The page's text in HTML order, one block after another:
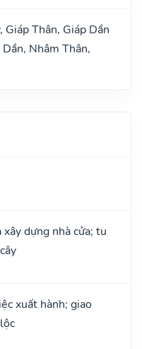
Giáp Thân, Giáp Dần
Nhâm Thân,
dựng nhà cửa; tu
xuất hành; giao